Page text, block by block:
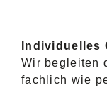
Individuelles
Wir begleiten
fachlich wie